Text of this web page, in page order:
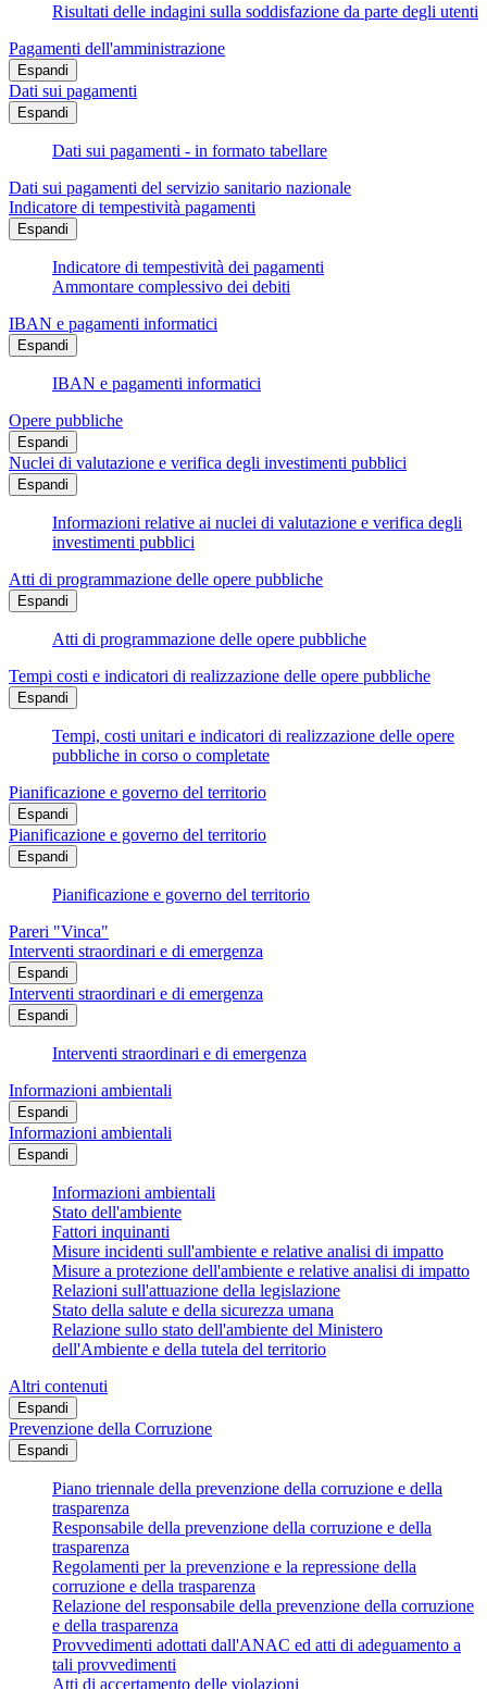
Risultati delle indagini sulla soddisfazione da parte degli utenti
Pagamenti dell'amministrazione
Espandi
Dati sui pagamenti
Espandi
Dati sui pagamenti - in formato tabellare
Dati sui pagamenti del servizio sanitario nazionale
Indicatore di tempestività pagamenti
Espandi
Indicatore di tempestività dei pagamenti
Ammontare complessivo dei debiti
IBAN e pagamenti informatici
Espandi
IBAN e pagamenti informatici
Opere pubbliche
Espandi
Nuclei di valutazione e verifica degli investimenti pubblici
Espandi
Informazioni relative ai nuclei di valutazione e verifica degli
investimenti pubblici
Atti di programmazione delle opere pubbliche
Espandi
Atti di programmazione delle opere pubbliche
Tempi costi e indicatori di realizzazione delle opere pubbliche
Espandi
Tempi, costi unitari e indicatori di realizzazione delle opere
pubbliche in corso o completate
Pianificazione e governo del territorio
Espandi
Pianificazione e governo del territorio
Espandi
Pianificazione e governo del territorio
Pareri "Vinca"
Interventi straordinari e di emergenza
Espandi
Interventi straordinari e di emergenza
Espandi
Interventi straordinari e di emergenza
Informazioni ambientali
Espandi
Informazioni ambientali
Espandi
Informazioni ambientali
Stato dell'ambiente
Fattori inquinanti
Misure incidenti sull'ambiente e relative analisi di impatto
Misure a protezione dell'ambiente e relative analisi di impatto
Relazioni sull'attuazione della legislazione
Stato della salute e della sicurezza umana
Relazione sullo stato dell'ambiente del Ministero
dell'Ambiente e della tutela del territorio
Altri contenuti
Espandi
Prevenzione della Corruzione
Espandi
Piano triennale della prevenzione della corruzione e della
trasparenza
Responsabile della prevenzione della corruzione e della
trasparenza
Regolamenti per la prevenzione e la repressione della
corruzione e della trasparenza
Relazione del responsabile della prevenzione della corruzione
e della trasparenza
Provvedimenti adottati dall'ANAC ed atti di adeguamento a
tali provvedimenti
Atti di accertamento delle violazioni